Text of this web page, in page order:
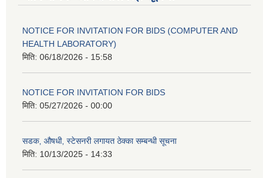
NOTICE FOR INVITATION FOR BIDS (COMPUTER AND
HEALTH LABORATORY)
मिति: 06/18/2026 - 15:58
NOTICE FOR INVITATION FOR BIDS
मिति: 05/27/2026 - 00:00
सडक, औषधी, स्टेसनरी लगायत ठेक्का सम्बन्धी सूचना
मिति: 10/13/2025 - 14:33